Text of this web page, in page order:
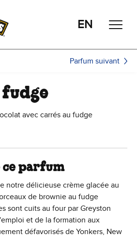
EN
Parfum suivant
fudge
avec carrés au fudge
ce parfum
notre délicieuse crème glacée au
de brownie au fudge
sont cuits au four par Greyston
et de la formation aux
défavorisés de Yonkers, New